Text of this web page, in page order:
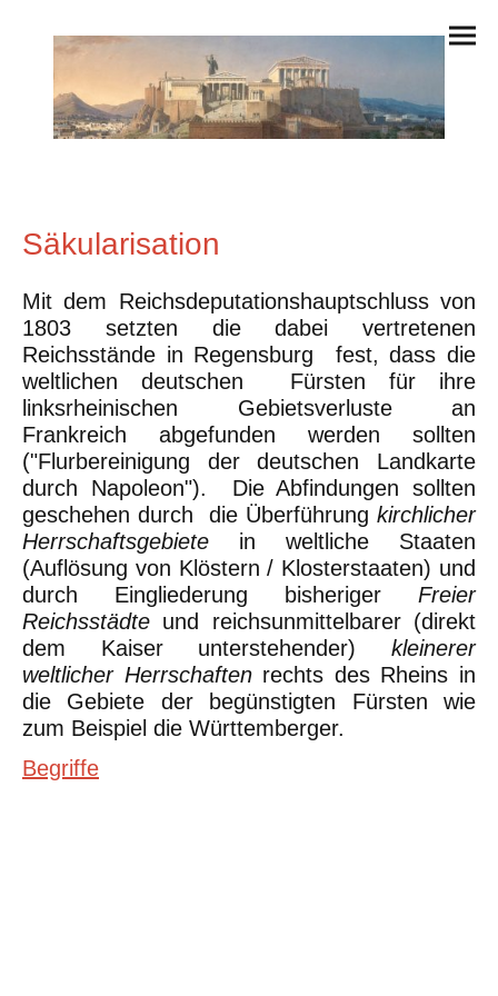
Säkularisation
Mit dem Reichsdeputationshauptschluss von
1803 setzten die dabei vertretenen
Reichsstände in Regensburg fest, dass die
weltlichen deutschen Fürsten für ihre
linksrheinischen Gebietsverluste an
Frankreich abgefunden werden sollten
("Flurbereinigung der deutschen Landkarte
durch Napoleon"). Die Abfindungen sollten
geschehen durch die Überführung kirchlicher
Herrschaftsgebiete in weltliche Staaten
(Auflösung von Klöstern / Klosterstaaten) und
durch Eingliederung bisheriger Freier
Reichsstädte und reichsunmittelbarer (direkt
dem Kaiser unterstehender) kleinerer
weltlicher Herrschaftenrechts des Rheins in
die Gebiete der begünstigten Fürsten wie
zum Beispiel die Württemberger.
Begriffe